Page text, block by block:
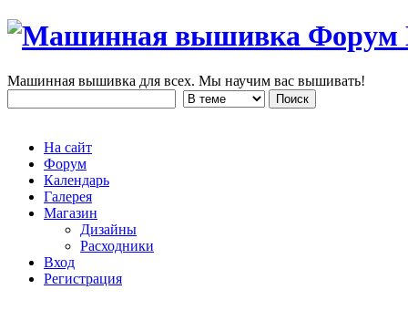
Машинная вышивка для всех. Мы научим вас вышивать!
На сайт
Форум
Календарь
Галерея
Магазин
Дизайны
Расходники
Вход
Регистрация